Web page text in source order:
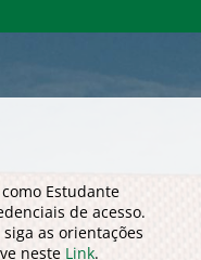
como Estudante
de acesso.
siga as orientações
neste Link.